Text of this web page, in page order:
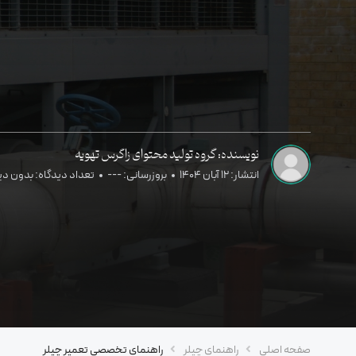
نویسنده: گروه تولید محتوای زاگرس تهویه
انتشار: 12 آبان 1404 بروزرسانی: --- تعداد دیدگاه: بدون
صفحه اصلی راهنمای چیلر راهنمای تخصصی تعمیر چیلر